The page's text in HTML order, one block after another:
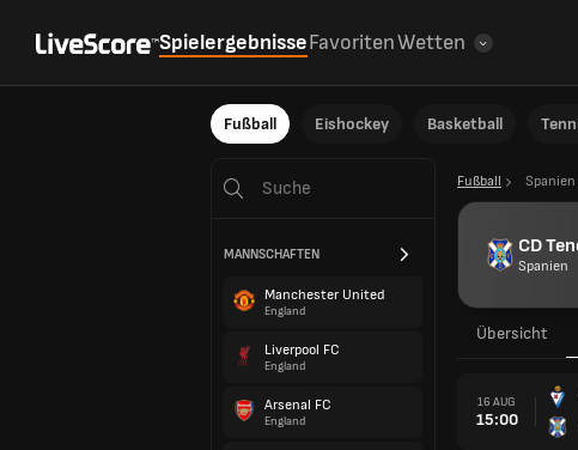
SpielergebnisseFavoritenWetten
Fußball Eishockey Basketball
MANNSCHAFTEN
Manchester United
England
Liverpool FC
England
Arsenal FC
England
Fußball Spanien
CD
Spanien
Übersicht
16 AUG
15:00